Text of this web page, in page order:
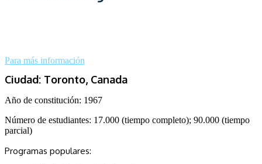
Para más información
Ciudad: Toronto, Canada
Año de constitución: 1967
Número de estudiantes: 17.000 (tiempo completo); 90.000 (tiempo
parcial)
Programas populares: